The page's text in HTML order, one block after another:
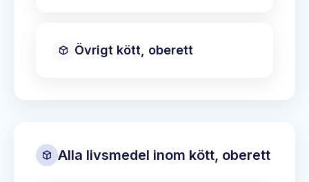
Övrigt kött, oberett
Alla livsmedel inom kött, oberett